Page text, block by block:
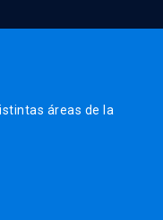
áreas de la